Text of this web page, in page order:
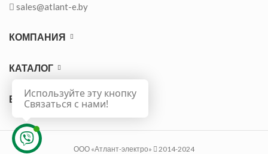
sales@atlant-e.by
КОМПАНИЯ
КАТАЛОГ
ВАЖНО
ООО «Атлант-электро» 2014-2024
Используйте эту кнопку
Связаться с нами!